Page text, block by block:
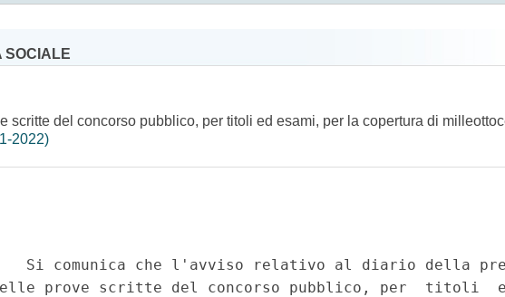
SOCIALE
del concorso pubblico, per titoli ed esami, per la copertura di
2022)